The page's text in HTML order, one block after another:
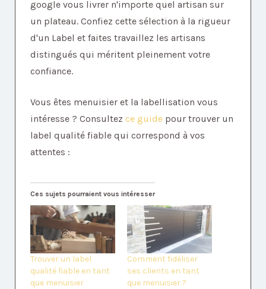
google vous livrer n'importe quel artisan sur
un plateau. Confiez cette sélection à la rigueur
d'un Label et faites travaillez les artisans
distingués qui méritent pleinement votre
confiance.
Vous êtes menuisier et la labellisation vous
intéresse ? Consultez ce guide pour trouver un
label qualité fiable qui correspond à vos
attentes :
Ces sujets pourraient vous intéresser
Trouver un label
qualité fiable en tant
que menuisier
Comment fidéliser
ses clients en tant
que menuisier ?